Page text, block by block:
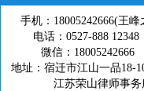
手机：18005242666(王峰
电话：0527-888 12348
微信：18005242666
地址：宿迁市江山一品18-
江苏荣山律师事务